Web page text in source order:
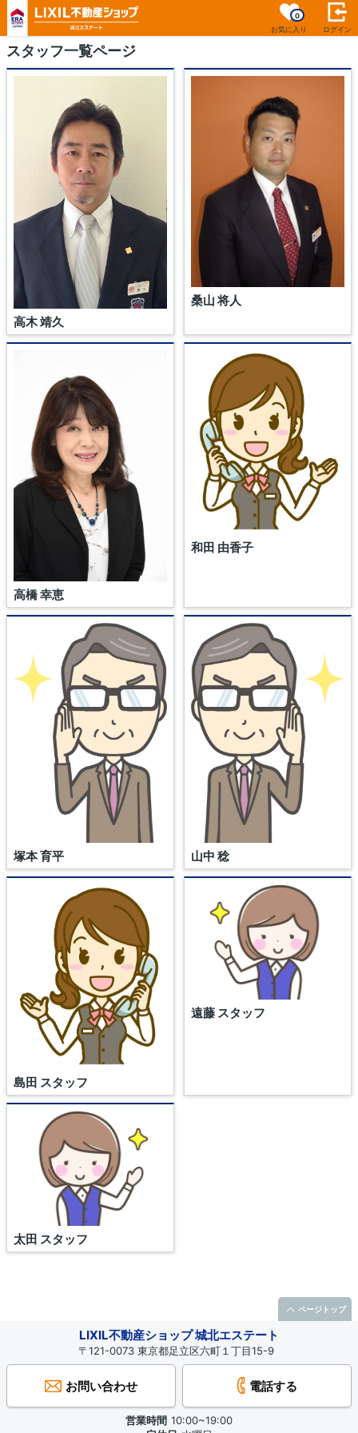
お気に入り
0
ログイン
スタッフ一覧ページ
高木 靖久
桑山 将人
高橋 幸恵
和田 由香子
塚本 育平 山中 稔
島田 スタッフ
遠藤 スタッフ
太田 スタッフ
LIXIL不動産ショップ 城北エステート
〒121-0073 東京都足立区六町１丁目15-9
お問い合わせ 電話する
営業時間 10:00~19:00
ページトップ